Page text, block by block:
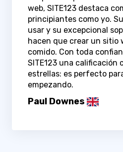
web, SITE123 destaca
principiantes como yo.
usar y su excepcional
hacen que crear un sitio
comido. Con toda
SITE123 una calificación
estrellas: es perfecto
empezando.
Paul Downes